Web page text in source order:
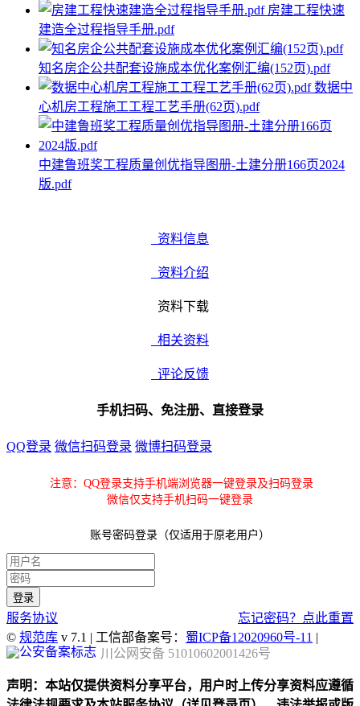
房建工程快速
建造全过程指导手册.pdf
知名房企公共配套设施成本优化案例汇编(152页).pdf
数据中
心机房工程施工工程工艺手册(62页).pdf
中建鲁班奖工程质量创优指导图册-土建分册166页2024
版.pdf
资料信息
资料介绍
资料下载
相关资料
评论反馈
手机扫码、免注册、直接登录
QQ登录 微信扫码登录 微博扫码登录
注意：QQ登录支持手机端浏览器一键登录及扫码登录
微信仅支持手机扫码一键登录
账号密码登录（仅适用于原老用户）
服务协议
忘记密码？点此重置
© 规范库 v 7.1 | 工信部备案号： 蜀ICP备12020960号-11 |
川公网安备 51010602001426号
声明：本站仅提供资料分享平台，用户时上传分享资料应遵循